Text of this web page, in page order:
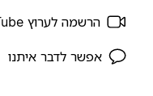
הרשמה לערוץ YouTube
אפשר לדבר איתנו